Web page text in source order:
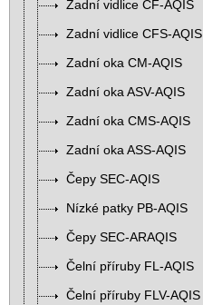
Zadní vidlice CF-AQIS
Zadní vidlice CFS-AQIS
Zadní oka CM-AQIS
Zadní oka ASV-AQIS
Zadní oka CMS-AQIS
Zadní oka ASS-AQIS
Čepy SEC-AQIS
Nízké patky PB-AQIS
Čepy SEC-ARAQIS
Čelní příruby FL-AQIS
Čelní příruby FLV-AQIS